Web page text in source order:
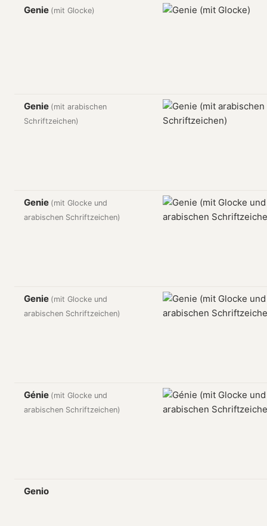
Genie (mit Glocke)
Genie (mit arabischen
Schriftzeichen)
Genie (mit Glocke und
arabischen Schriftzeichen)
Genie (mit Glocke und
arabischen Schriftzeichen)
Génie (mit Glocke und
arabischen Schriftzeichen)
Genio